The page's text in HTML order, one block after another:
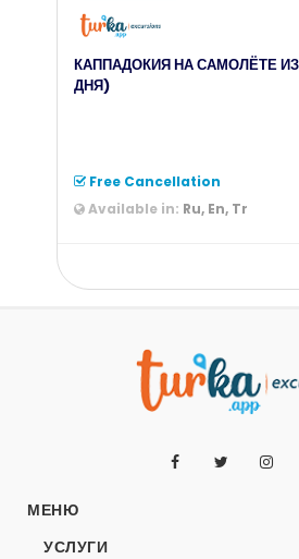
КАППАДОКИЯ НА САМОЛЁТЕ
ДНЯ)
Free Cancellation
Available in: Ru, En, Tr
МЕНЮ
УСЛУГИ